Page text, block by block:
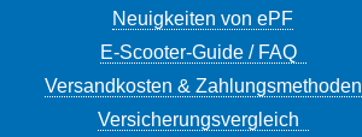
Neuigkeiten von ePF
E-Scooter-Guide / FAQ
Versandkosten & Zahlungsmethoden
Versicherungsvergleich